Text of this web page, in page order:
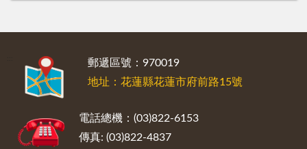
郵遞區號：970019
地址：花蓮縣花蓮市府前路15號
電話總機：(03)822-6153
傳真: (03)822-4837